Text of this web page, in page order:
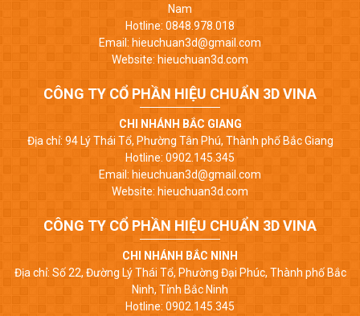
Nam
Hotline: 0848.978.018
Email: hieuchuan3d@gmail.com
Website: hieuchuan3d.com
CÔNG TY CỔ PHẦN HIỆU CHUẨN 3D VINA
CHI NHÁNH BẮC GIANG
Địa chỉ: 94 Lý Thái Tổ, Phường Tân Phú, Thành phố Bắc Giang
Hotline: 0902.145.345
Email: hieuchuan3d@gmail.com
Website: hieuchuan3d.com
CÔNG TY CỔ PHẦN HIỆU CHUẨN 3D VINA
CHI NHÁNH BẮC NINH
Địa chỉ: Số 22, Đường Lý Thái Tổ, Phường Đại Phúc, Thành phố Bắc
Ninh, Tỉnh Bắc Ninh
Hotline: 0902.145.345